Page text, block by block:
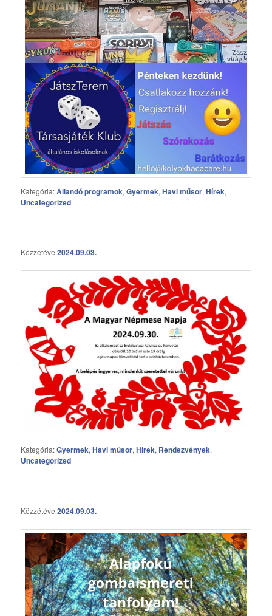
Kategória:Állandó programok,Gyermek,Havi műsor,Hírek,
Uncategorized
Közzétéve2024.09.03.
Kategória:Gyermek,Havi műsor,Hírek, Rendezvények,
Uncategorized
Közzétéve2024.09.03.